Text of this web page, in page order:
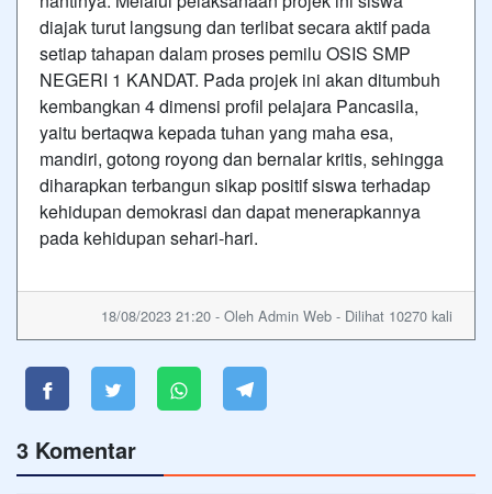
diajak turut langsung dan terlibat secara aktif pada
setiap tahapan dalam proses pemilu OSIS SMP
NEGERI 1 KANDAT. Pada projek ini akan ditumbuh
kembangkan 4 dimensi profil pelajara Pancasila,
yaitu bertaqwa kepada tuhan yang maha esa,
mandiri, gotong royong dan bernalar kritis, sehingga
diharapkan terbangun sikap positif siswa terhadap
kehidupan demokrasi dan dapat menerapkannya
pada kehidupan sehari-hari.
18/08/2023 21:20 - Oleh Admin Web - Dilihat 10270 kali
3 Komentar